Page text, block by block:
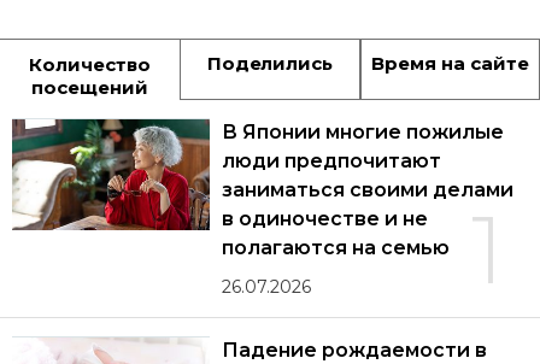
Количество
посещений
Поделились Время на сайте
1
В Японии многие пожилые
люди предпочитают
заниматься своими делами
в одиночестве и не
полагаются на семью
26.07.2026
Падение рождаемости в